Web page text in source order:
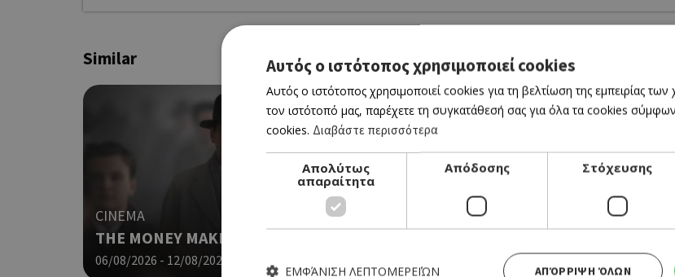
Similar
CINEMA
THE MONEY MAKER (ΝΕΑ ΤΑΙΝΙΑ)
06/08/2026 - 12/08/2026 06/08/2026 - 12/08/2026
Αυτός ο ιστότοπος χρησιμοποιεί cookies
Αυτός ο ιστότοπος χρησιμοποιεί cookies για τη βελτίωση της εμπειρίας
τον ιστότοπό μας, παρέχετε τη συγκατάθεσή σας για όλα τα cookies
cookies. Διαβάστε περισσότερα
Απολύτως
απαραίτητα
Απόδοσης Στόχευσης
ΑΠΌΡΡΙΨΗ ΌΛΩΝ
ΕΜΦΆΝΙΣΗ ΛΕΠΤΟΜΕΡΕΙΏΝ